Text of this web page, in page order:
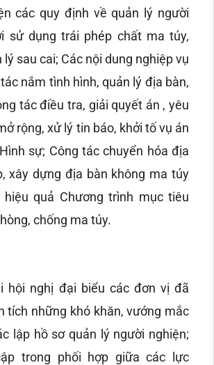
các quy định về quản lý người
sử dụng trái phép chất ma túy,
lý sau cai; Các nội dung nghiệp vụ
nắm tình hình, quản lý địa bàn,
tác điều tra, giải quyết án , yêu
rộng, xử lý tin báo, khởi tố vụ án
sự; Công tác chuyển hóa địa
xây dựng địa bàn không ma túy
quả Chương trình mục tiêu
chống ma túy.
hội nghị đại biểu các đơn vị đã
tích những khó khăn, vướng mắc
lập hồ sơ quản lý người nghiện;
trong phối hợp giữa các lực